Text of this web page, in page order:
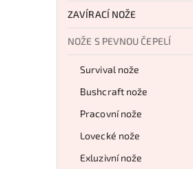
ZAVÍRACÍ NOŽE
NOŽE S PEVNOU ČEPELÍ
Survival nože
Bushcraft nože
Pracovní nože
Lovecké nože
Exluzivní nože